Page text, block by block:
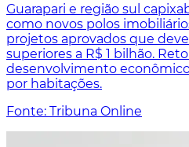
Guarapari e região sul
como novos polos
projetos aprovados que
superiores a R$ 1 bilhão.
desenvolvimento
por habitações.
Fonte: Tribuna Online